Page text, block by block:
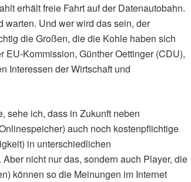
erhält freie Fahrt auf der Datenautobahn.
Und wer wird das sein, der
die Großen, die die Kohle haben sich
Kommission, Günther Oettinger (CDU),
Interessen der Wirtschaft und
sehe ich, dass in Zukunft neben
auch noch kostenpflichtige
in unterschiedlichen
nicht nur das, sondern auch Player, die
können so die Meinungen im Internet